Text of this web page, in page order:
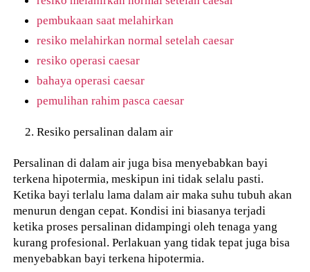
pembukaan saat melahirkan
resiko melahirkan normal setelah caesar
resiko operasi caesar
bahaya operasi caesar
pemulihan rahim pasca caesar
Resiko persalinan dalam air
Persalinan di dalam air juga bisa menyebabkan bayi
terkena hipotermia, meskipun ini tidak selalu pasti.
Ketika bayi terlalu lama dalam air maka suhu tubuh akan
menurun dengan cepat. Kondisi ini biasanya terjadi
ketika proses persalinan didampingi oleh tenaga yang
kurang profesional. Perlakuan yang tidak tepat juga bisa
menyebabkan bayi terkena hipotermia.